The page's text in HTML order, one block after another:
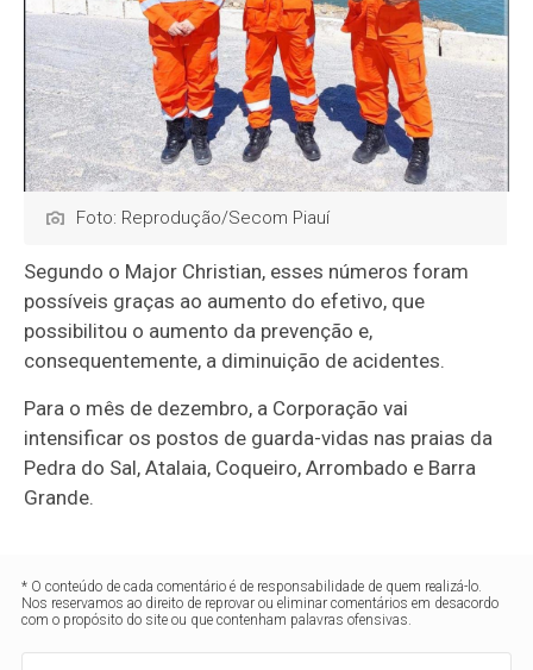
Foto: Reprodução/Secom Piauí
Segundo o Major Christian, esses números foram
possíveis graças ao aumento do efetivo, que
possibilitou o aumento da prevenção e,
consequentemente, a diminuição de acidentes.
Para o mês de dezembro, a Corporação vai
intensificar os postos de guarda-vidas nas praias da
Pedra do Sal, Atalaia, Coqueiro, Arrombado e Barra
Grande.
* O conteúdo de cada comentário é de responsabilidade de quem realizá-lo.
Nos reservamos ao direito de reprovar ou eliminar comentários em desacordo
com o propósito do site ou que contenham palavras ofensivas.